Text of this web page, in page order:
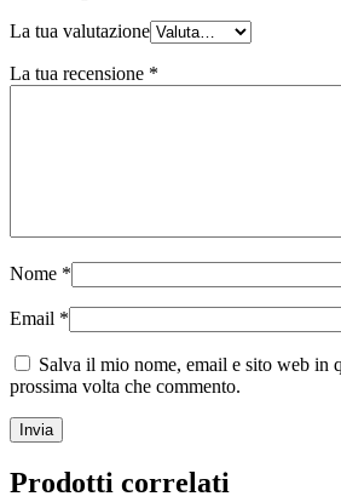
La tua valutazione
La tua recensione *
Nome *
Email *
Salva il mio nome, email e sito web in
prossima volta che commento.
Prodotti correlati